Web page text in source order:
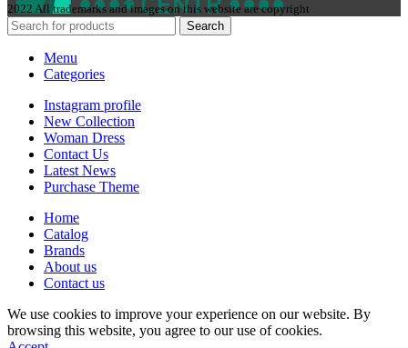
2022 All trademarks and images on this website are copyright
Search
Menu
Categories
Instagram profile
New Collection
Woman Dress
Contact Us
Latest News
Purchase Theme
Home
Сatalog
Brands
About us
Contact us
We use cookies to improve your experience on our website. By
browsing this website, you agree to our use of cookies.